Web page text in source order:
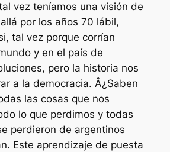
vez teníamos una visión de
por los años 70 lábil,
tal vez porque corrían
y en el país de
pero la historia nos
a la democracia. Â¿Saben
las cosas que nos
lo que perdimos y todas
perdieron de argentinos
Este aprendizaje de puesta